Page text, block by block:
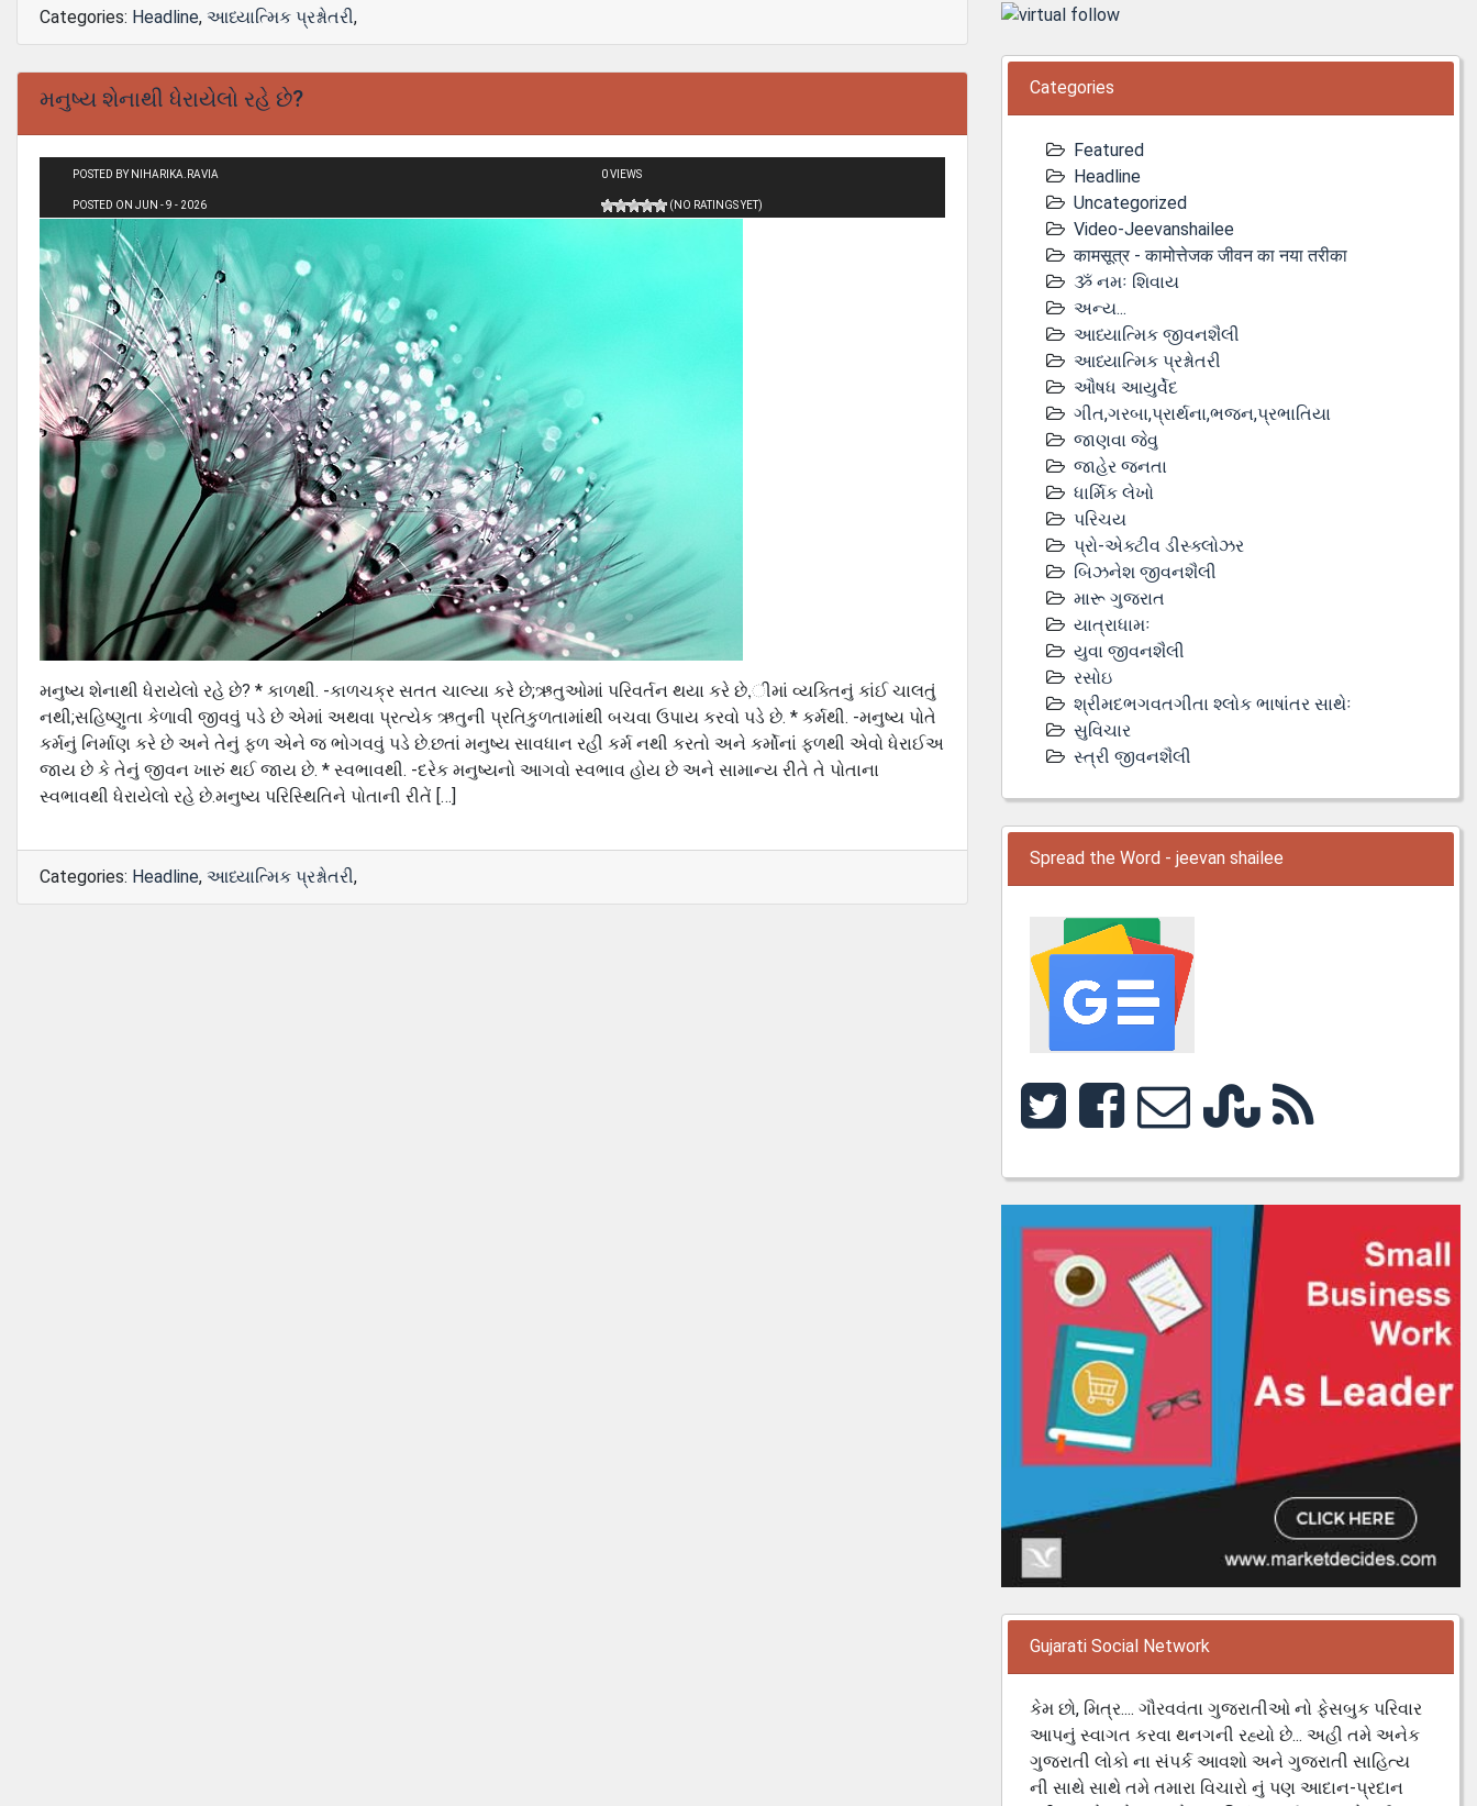
Categories: Headline, આધ્યાત્મિક પ્રશ્નોતરી,
મનુષ્ય શેનાથી ધેરાયેલો રહે છે?
POSTED BY NIHARIKA.RAVIA
POSTED ON JUN - 9 - 2026
0 VIEWS
(NO RATINGS YET)
મનુષ્ય શેનાથી ધેરાયેલો રહે છે? * કાળથી. -કાળચક્ર સતત ચાલ્યા કરે છે;ઋતુઓમાં પરિવર્તન થયા કરે છે,ીમાં વ્યક્તિનું કાંઈ ચાલતું
નથી;સહિષ્ણુતા કેળાવી જીવવું પડે છે એમાં અથવા પ્રત્યેક ઋતુની પ્રતિકુળતામાંથી બચવા ઉપાય કરવો પડે છે. * કર્મથી. -મનુષ્ય પોતે
કર્મનું નિર્માણ કરે છે અને તેનું ફળ એને જ ભોગવવું પડે છે.છતાં મનુષ્ય સાવધાન રહી કર્મ નથી કરતો અને કર્મોનાં ફળથી એવો ધેરાઈઅ
જાય છે કે તેનું જીવન ખારું થઈ જાય છે. * સ્વભાવથી. -દરેક મનુષ્યનો આગવો સ્વભાવ હોય છે અને સામાન્ય રીતે તે પોતાના
સ્વભાવથી ધેરાયેલો રહે છે.મનુષ્ય પરિસ્થિતિને પોતાની રીતેં […]
Categories: Headline, આધ્યાત્મિક પ્રશ્નોતરી,
Categories
Featured
Headline
Uncategorized
Video-Jeevanshailee
कामसूत्र - कामोत्तेजक जीवन का नया तरीका
ૐ નમઃ શિવાય
અન્ય...
આધ્યાત્મિક જીવનશૈલી
આધ્યાત્મિક પ્રશ્નોતરી
ઔષધ આયુર્વેદ
ગીત,ગરબા,પ્રાર્થના,ભજન,પ્રભાતિયા
જાણવા જેવુ
જાહેર જનતા
ધાર્મિક લેખો
પરિચય
પ્રો-એક્ટીવ ડીસ્‍ક્લોઝર
બિઝનેશ જીવનશૈલી
મારૂ ગુજરાત
યાત્રાધામઃ
યુવા જીવનશૈલી
રસોઇ
શ્રીમદભગવતગીતા શ્લોક ભાષાંતર સાથેઃ
સુવિચાર
સ્ત્રી જીવનશૈલી
Spread the Word - jeevan shailee
Gujarati Social Network
કેમ છો, મિત્ર.... ગૌરવવંતા ગુજરાતીઓ નો ફેસબુક પરિવાર
આપનું સ્વાગત કરવા થનગની રહ્યો છે... અહી તમે અનેક
ગુજરાતી લોકો ના સંપર્ક આવશો અને ગુજરાતી સાહિત્ય
ની સાથે સાથે તમે તમારા વિચારો નું પણ આદાન-પ્રદાન